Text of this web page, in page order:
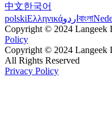
中文한국어
polskiΕλληνικάاردو বাংলা
Copyright © 2024 Langeek
Policy
Copyright © 2024 Langeek
All Rights Reserved
Privacy Policy